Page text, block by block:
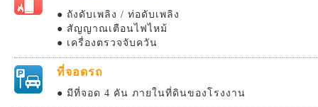
● ถังดับเพลิง / ท่อดับเพลิง
● สัญญาณเตือนไฟไหม้
● เครื่องตรวจจับควัน
ที่จอดรถ
● มีที่จอด 4 คัน ภายในที่ดินของโรงงาน